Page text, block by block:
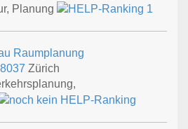
Planung
Raumplanung
8037 Zürich